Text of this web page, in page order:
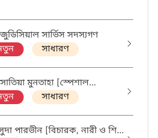
জুডিসিয়াল সার্ভিস সদস্যগণ
সাধারণ
মুনতাহা [স্পেশাল
ঢাকা]
সাধারণ
পারভীন [বিচারক, নারী ও শিশু